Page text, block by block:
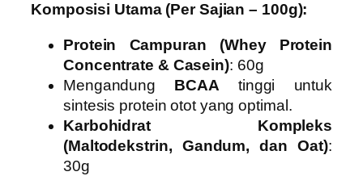
Komposisi Utama (Per Sajian – 100g):
Protein Campuran (Whey Protein
Concentrate & Casein): 60g
Mengandung BCAA tinggi untuk
sintesis protein otot yang optimal.
Karbohidrat Kompleks
(Maltodekstrin, Gandum, dan Oat):
30g